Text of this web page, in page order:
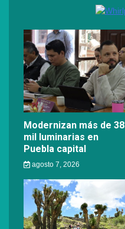
Modernizan más de 38
mil luminarias en
Puebla capital
agosto 7, 2026